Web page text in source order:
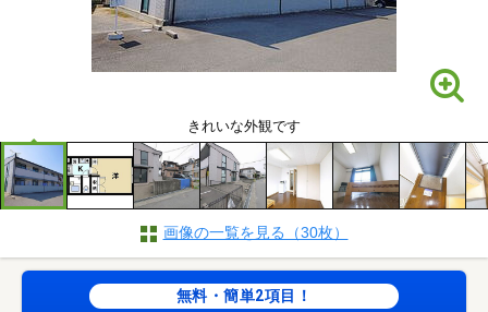
きれいな外観です
画像の一覧を見る（30枚）
無料・簡単2項目！